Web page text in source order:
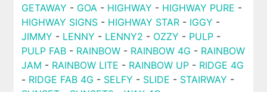
GETAWAY - GOA- HIGHWAY - HIGHWAY PURE -
HIGHWAY SIGNS- HIGHWAY STAR - IGGY -
JIMMY - LENNY - LENNY2 - OZZY - PULP -
PULP FAB- RAINBOW- RAINBOW 4G - RAINBOW
JAM - RAINBOW LITE - RAINBOW UP- RIDGE 4G
- RIDGE FAB 4G - SELFY - SLIDE - STAIRWAY -